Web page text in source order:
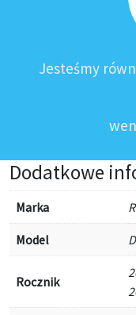
Jesteśmy
Dodatkowe
Marka
Model
Rocznik